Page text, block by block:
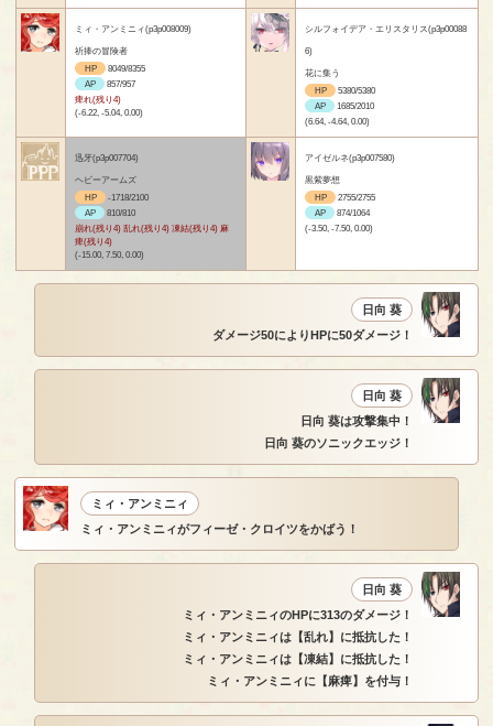
ミィ・アンミニィ(p3p008009)
祈捧の冒険者
HP
8049/8355
AP
857/957
痺れ(残り4)
(-6.22, -5.04, 0.00)
シルフォイデア・エリスタリス(p3p00088
6)
花に集う
HP
5380/5380
AP
1685/2010
(6.64, -4.64, 0.00)
迅牙(p3p007704)
ヘビーアームズ
HP
-1718/2100
AP
810/810
崩れ(残り4) 乱れ(残り4) 凍結(残り4) 麻
痺(残り4)
(-15.00, 7.50, 0.00)
アイゼルネ(p3p007580)
黒紫夢想
HP
2755/2755
AP
874/1064
(-3.50, -7.50, 0.00)
日向 葵
ダメージ50によりHPに50ダメージ！
日向 葵
日向 葵は攻撃集中！
日向 葵のソニックエッジ！
ミィ・アンミニィ
ミィ・アンミニィがフィーゼ・クロイツをかばう！
日向 葵
ミィ・アンミニィのHPに313のダメージ！
ミィ・アンミニィは【乱れ】に抵抗した！
ミィ・アンミニィは【凍結】に抵抗した！
ミィ・アンミニィに【麻痺】を付与！